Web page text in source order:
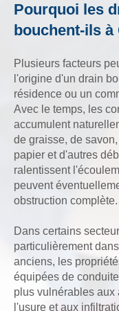
Pourquoi les
bouchent-ils à
Plusieurs facteurs
l'origine d'un drain
résidence ou un
Avec le temps, les
accumulent
de graisse, de
papier et d'autres
ralentissent
peuvent
obstruction complète.
Dans certains
particulièrement
anciens, les
équipées de
plus vulnérables aux
l'usure et aux